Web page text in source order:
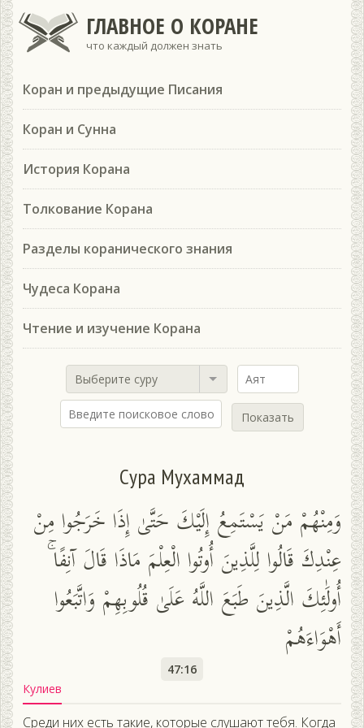
ГЛАВНОЕ О КОРАНЕ
что каждый должен знать
Коран и предыдущие Писания
Коран и Сунна
История Корана
Толкование Корана
Разделы коранического знания
Чудеса Корана
Чтение и изучение Корана
Выберите суру
Показать
Сура Мухаммад
وَمِنْهُمْ مَنْ يَسْتَمِعُ إِلَيْكَ حَتَّىٰ إِذَا خَرَجُوا مِنْ
عِنْدِكَ قَالُوا لِلَّذِينَ أُوتُوا الْعِلْمَ مَاذَا قَالَ آنِفًا ۚ
أُولَٰئِكَ الَّذِينَ طَبَعَ اللَّهُ عَلَىٰ قُلُوبِهِمْ وَاتَّبَعُوا
أَهْوَاءَهُمْ
47:16
Кулиев
Среди них есть такие, которые слушают тебя. Когда